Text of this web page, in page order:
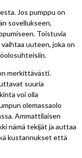
Jos pumppu on
sovellukseen,
Toistuvia
uuteen, joka on
merkittävästi.
suuria
voi olla
olemassaolo
Ammattilaisen
nämä tekijät ja auttaa
kustannukset että